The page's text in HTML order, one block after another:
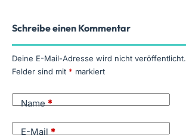
Schreibe einen Kommentar
Deine E-Mail-Adresse wird nicht veröffentlicht.
Felder sind mit * markiert
Name*
E-Mail*